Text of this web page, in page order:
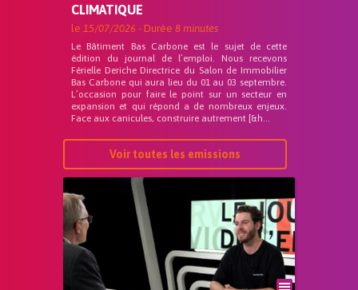
CLIMATIQUE
le 15/07/2026 - Durée 8 minutes
Le Bâtiment Bas Carbone est le sujet de cette
édition du journal de l’emploi. Nous recevons
Férielle Deriche Directrice du Salon de Immobilier
Bas Carbone qui aura lieu du 01 au 03 septembre.
L’occasion pour faire le point sur un secteur en
expansion et qui répond a de nombreux enjeux.
Face aux canicules, construire autrement [&h...
Voir toutes les emissions